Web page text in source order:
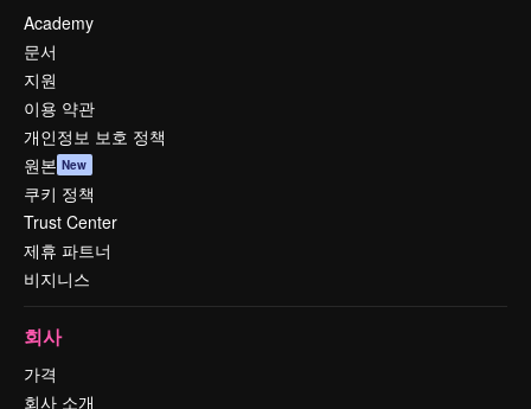
Academy
문서
지원
이용 약관
개인정보 보호 정책
원본 New
쿠키 정책
Trust Center
제휴 파트너
비지니스
회사
가격
회사 소개